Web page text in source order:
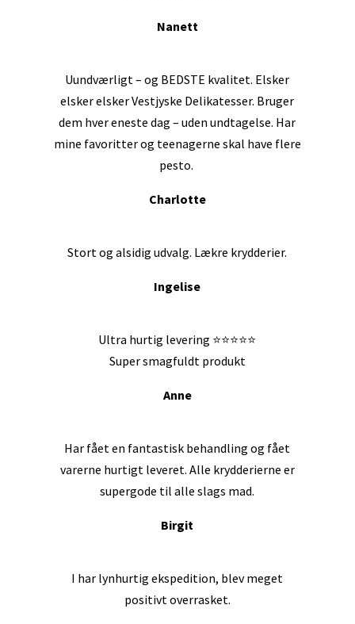
Nanett
Uundværligt – og BEDSTE kvalitet. Elsker
elsker elsker Vestjyske Delikatesser. Bruger
dem hver eneste dag – uden undtagelse. Har
mine favoritter og teenagerne skal have flere
pesto.
Charlotte
Stort og alsidig udvalg. Lækre krydderier.
Ingelise
Ultra hurtig levering ⭐⭐⭐⭐⭐
Super smagfuldt produkt
Anne
Har fået en fantastisk behandling og fået
varerne hurtigt leveret. Alle krydderierne er
supergode til alle slags mad.
Birgit
I har lynhurtig ekspedition, blev meget
positivt overrasket.